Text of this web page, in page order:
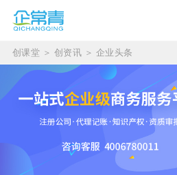
创课堂 ＞ 创资讯 ＞ 企业头条